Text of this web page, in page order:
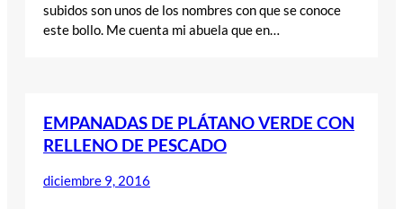
subidos son unos de los nombres con que se conoce
este bollo. Me cuenta mi abuela que en…
EMPANADAS DE PLÁTANO VERDE CON
RELLENO DE PESCADO
diciembre 9, 2016